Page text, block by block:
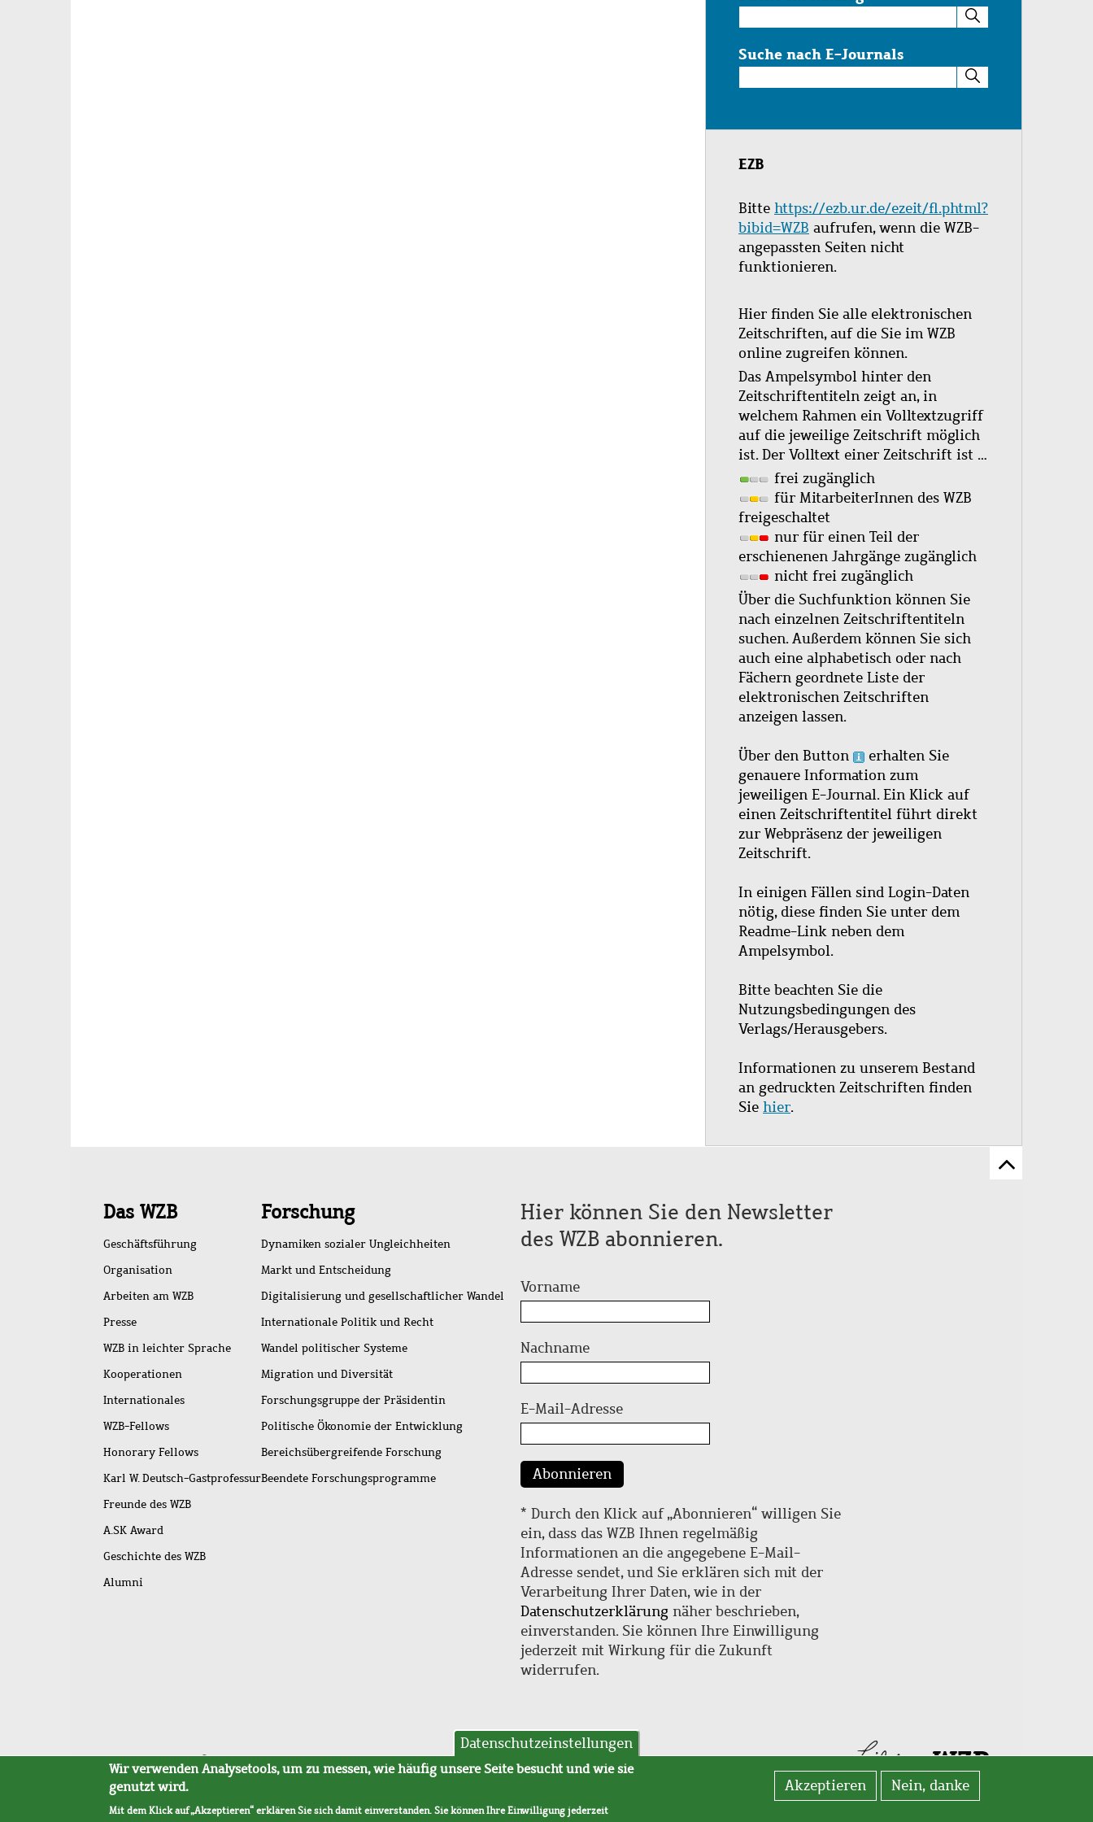
im
Katalog
Suche nach E-Journals
nach
Journals
EZB
Bitte https://ezb.ur.de/ezeit/fl.phtml?
bibid=WZB aufrufen, wenn die WZB-
angepassten Seiten nicht
funktionieren.
Hier finden Sie alle elektronischen
Zeitschriften, auf die Sie im WZB
online zugreifen können.
Das Ampelsymbol hinter den
Zeitschriftentiteln zeigt an, in
welchem Rahmen ein Volltextzugriff
auf die jeweilige Zeitschrift möglich
ist. Der Volltext einer Zeitschrift ist …
frei zugänglich
für MitarbeiterInnen des WZB
freigeschaltet
nur für einen Teil der
erschienenen Jahrgänge zugänglich
nicht frei zugänglich
Über die Suchfunktion können Sie
nach einzelnen Zeitschriftentiteln
suchen. Außerdem können Sie sich
auch eine alphabetisch oder nach
Fächern geordnete Liste der
elektronischen Zeitschriften
anzeigen lassen.
Über den Button
erhalten Sie
genauere Information zum
jeweiligen E-Journal. Ein Klick auf
einen Zeitschriftentitel führt direkt
zur Webpräsenz der jeweiligen
Zeitschrift.
In einigen Fällen sind Login-Daten
nötig, diese finden Sie unter dem
Readme-Link neben dem
Ampelsymbol.
Bitte beachten Sie die
Nutzungsbedingungen des
Verlags/Herausgebers.
Informationen zu unserem Bestand
an gedruckten Zeitschriften finden
Sie hier.
Zum
Schnellzugriff
Das WZB
Geschäftsführung
Organisation
Arbeiten am WZB
Presse
WZB in leichter Sprache
Kooperationen
Internationales
WZB-Fellows
Honorary Fellows
Karl W. Deutsch-Gastprofessur
Freunde des WZB
A.SK Award
Geschichte des WZB
Alumni
Forschung
Dynamiken sozialer Ungleichheiten
Markt und Entscheidung
Digitalisierung und gesellschaftlicher Wandel
Internationale Politik und Recht
Wandel politischer Systeme
Migration und Diversität
Forschungsgruppe der Präsidentin
Politische Ökonomie der Entwicklung
Bereichsübergreifende Forschung
Beendete Forschungsprogramme
Hier können Sie den Newsletter
des WZB abonnieren.
Vorname
Nachname
E-Mail-Adresse
Abonnieren
* Durch den Klick auf „Abonnieren“ willigen Sie
ein, dass das WZB Ihnen regelmäßig
Informationen an die angegebene E-Mail-
Adresse sendet, und Sie erklären sich mit der
Verarbeitung Ihrer Daten, wie in der
Datenschutzerklärung näher beschrieben,
einverstanden. Sie können Ihre Einwilligung
jederzeit mit Wirkung für die Zukunft
widerrufen.
Fußleistenmenü
SitemapBarrierefreiheitImpressumDatenschutzAVB
Datenschutzeinstellungen
Wir verwenden Analysetools, um zu messen, wie häufig unsere Seite besucht und wie sie
genutzt wird.
Mit dem Klick auf „Akzeptieren“ erklären Sie sich damit einverstanden. Sie können Ihre Einwilligung jederzeit
Akzeptieren Nein, danke